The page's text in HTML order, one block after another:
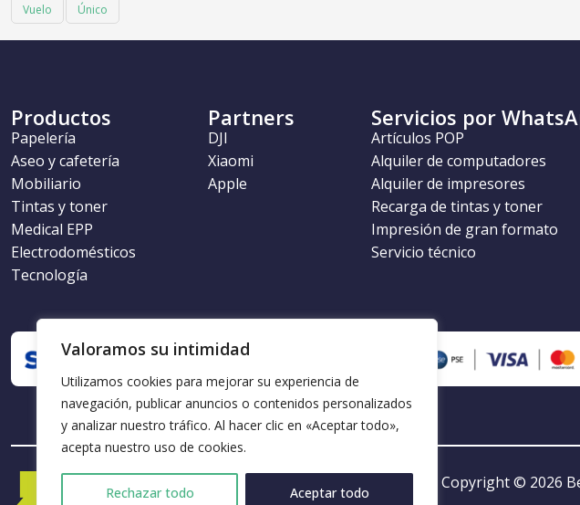
Valoramos su intimidad
Utilizamos cookies para mejorar su experiencia de
navegación, publicar anuncios o contenidos personalizados
y analizar nuestro tráfico. Al hacer clic en «Aceptar todo»,
acepta nuestro uso de cookies.
Rechazar todo Aceptar todo
Vuelo
Único
Productos
Papelería
Aseo y cafetería
Mobiliario
Tintas y toner
Medical EPP
Electrodomésticos
Tecnología
Partners
DJI
Xiaomi
Apple
Servicios por
Artículos POP
Alquiler de computadores
Alquiler de impresores
Recarga de tintas y toner
Impresión de gran formato
Servicio técnico
Copyright © 2026